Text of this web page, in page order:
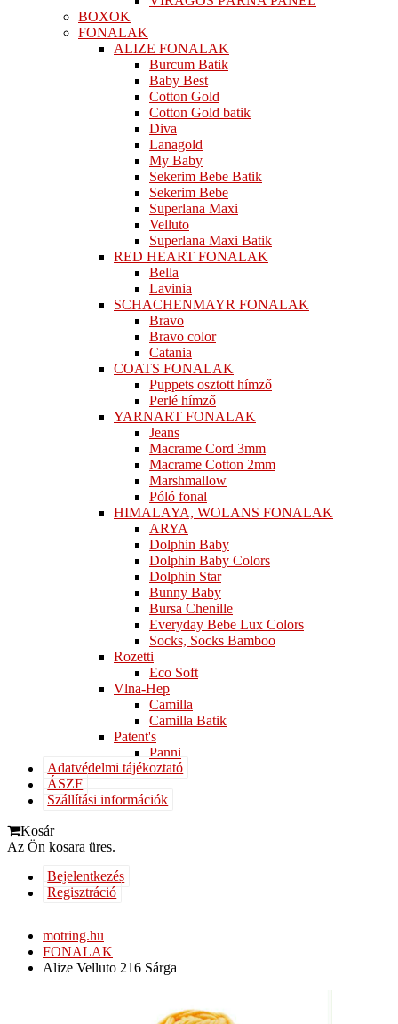
BOXOK
FONALAK
ALIZE FONALAK
Burcum Batik
Baby Best
Cotton Gold
Cotton Gold batik
Diva
Lanagold
My Baby
Sekerim Bebe Batik
Sekerim Bebe
Superlana Maxi
Velluto
Superlana Maxi Batik
RED HEART FONALAK
Bella
Lavinia
SCHACHENMAYR FONALAK
Bravo
Bravo color
Catania
COATS FONALAK
Puppets osztott hímző
Perlé hímző
YARNART FONALAK
Jeans
Macrame Cord 3mm
Macrame Cotton 2mm
Marshmallow
Póló fonal
HIMALAYA, WOLANS FONALAK
ARYA
Dolphin Baby
Dolphin Baby Colors
Dolphin Star
Bunny Baby
Bursa Chenille
Everyday Bebe Lux Colors
Socks, Socks Bamboo
Rozetti
Eco Soft
Vlna-Hep
Camilla
Camilla Batik
Patent's
Panni
Adatvédelmi tájékoztató
ÁSZF
Szállítási információk
Kosár
Az Ön kosara üres.
Bejelentkezés
Regisztráció
motring.hu
FONALAK
Alize Velluto 216 Sárga